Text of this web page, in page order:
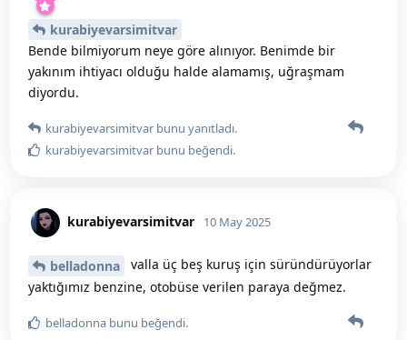
kurabiyevarsimitvar
Bende bilmiyorum neye göre alınıyor. Benimde bir
yakınım ihtiyacı olduğu halde alamamış, uğraşmam
diyordu.
kurabiyevarsimitvar bunu yanıtladı.
kurabiyevarsimitvar bunu beğendi.
kurabiyevarsimitvar 10 May 2025
belladonna
valla üç beş kuruş için süründürüyorlar
yaktığımız benzine, otobüse verilen paraya değmez.
belladonna bunu beğendi.